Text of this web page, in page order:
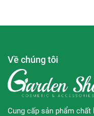
Thương hiệu:
Xuất xứ thương hiệu:
Sản xuất tại: Hàn Quốc
Về chúng tôi
Cung cấp sản phẩm